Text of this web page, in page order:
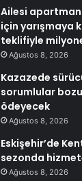
Ailesi
için yarışmaya
teklifiyle
Ağustos 8, 2026
Kazazede
sorumlular
ödeyecek
Ağustos 8, 2026
Eskişehir’de
sezonda
Ağustos 8, 2026